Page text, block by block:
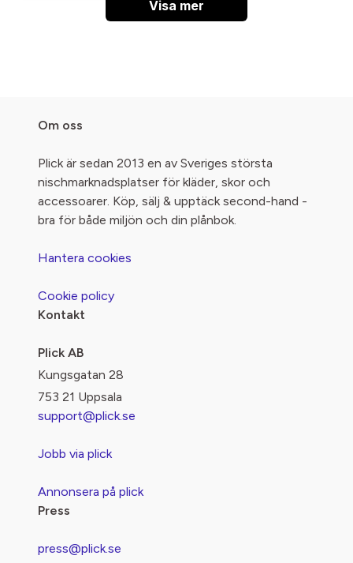
Visa mer
Om oss
Plick är sedan 2013 en av Sveriges största
nischmarknadsplatser för kläder, skor och
accessoarer. Köp, sälj & upptäck second-hand -
bra för både miljön och din plånbok.
Hantera cookies
Cookie policy
Kontakt
Plick AB
Kungsgatan 28
753 21 Uppsala
support@plick.se
Jobb via plick
Annonsera på plick
Press
press@plick.se